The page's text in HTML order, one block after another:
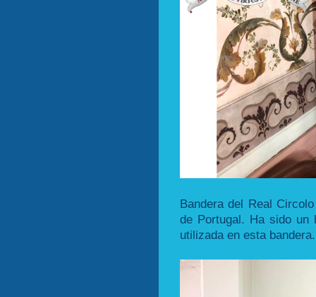
Bandera del Real
de Portugal. Ha sido un
utilizada en esta bandera.